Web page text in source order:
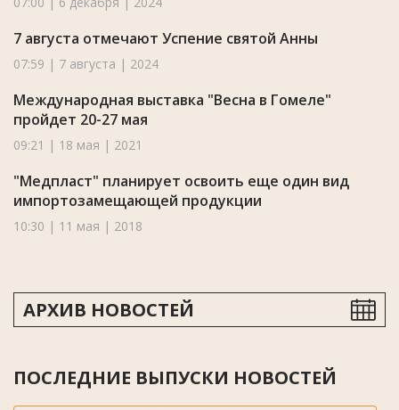
7 августа отмечают Успение святой Анны
07:59 | 7 августа | 2024
Международная выставка "Весна в Гомеле"
пройдет 20-27 мая
09:21 | 18 мая | 2021
"Медпласт" планирует освоить еще один вид
импортозамещающей продукции
10:30 | 11 мая | 2018
АРХИВ НОВОСТЕЙ
ПОСЛЕДНИЕ ВЫПУСКИ НОВОСТЕЙ